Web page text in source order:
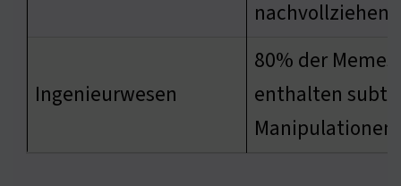
nachvollziehen
Ingenieurwesen
80% der Memes
enthalten
Manipulationen